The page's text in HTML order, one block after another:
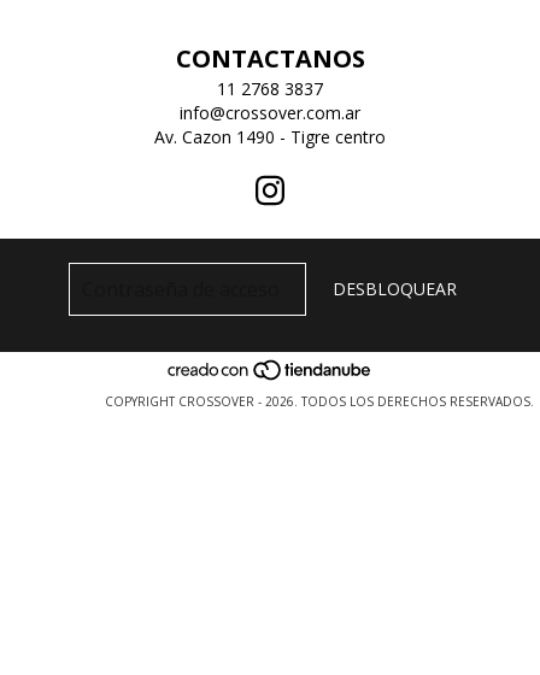
CONTACTANOS
11 2768 3837
info@crossover.com.ar
Av. Cazon 1490 - Tigre centro
COPYRIGHT CROSSOVER - 2026. TODOS LOS DERECHOS RESERVADOS.